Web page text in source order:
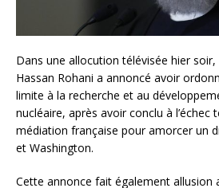
Dans une allocution télévisée hier
Hassan Rohani a annoncé avoir
limite à la recherche et au
nucléaire, après avoir conclu à l’échec
médiation française pour amorcer un
et Washington.
Cette annonce fait également allusion